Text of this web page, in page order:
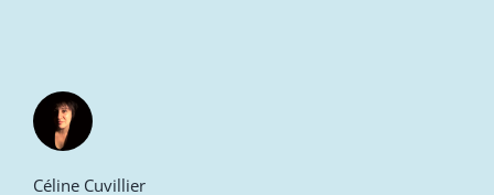
Céline Cuvillier